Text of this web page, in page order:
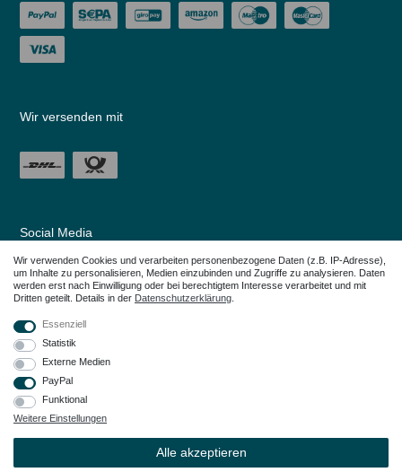
Wir versenden mit
Social Media
Warenzeichen Ihrer Eigentümer.
Wir verwenden Cookies und verarbeiten personenbezogene Daten (z.B. IP-Adresse),
um Inhalte zu personalisieren, Medien einzubinden und Zugriffe zu analysieren. Daten
werden erst nach Einwilligung oder bei berechtigtem Interesse verarbeitet und mit
Dritten geteilt. Details in der Daten­schutz­erklärung
Essenziell
Statistik
Externe Medien
PayPal
Funktional
Weitere Einstellungen
Alle akzeptieren